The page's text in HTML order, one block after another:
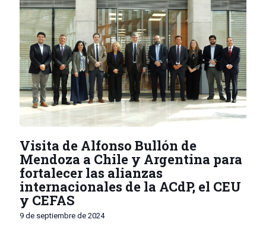
Visita de Alfonso Bullón de
Mendoza a Chile y Argentina para
fortalecer las alianzas
internacionales de la ACdP, el CEU
y CEFAS
9 de septiembre de 2024